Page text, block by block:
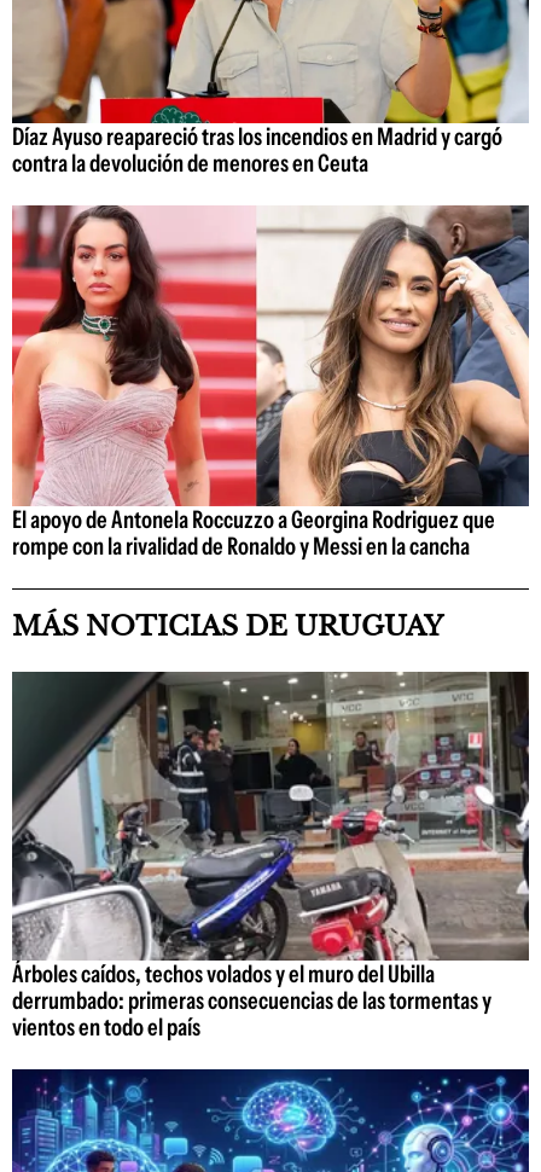
Díaz Ayuso reapareció tras los incendios en Madrid y cargó
contra la devolución de menores en Ceuta
El apoyo de Antonela Roccuzzo a Georgina Rodriguez que
rompe con la rivalidad de Ronaldo y Messi en la cancha
MÁS NOTICIAS DE URUGUAY
Árboles caídos, techos volados y el muro del Ubilla
derrumbado: primeras consecuencias de las tormentas y
vientos en todo el país